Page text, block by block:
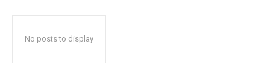
No posts to display